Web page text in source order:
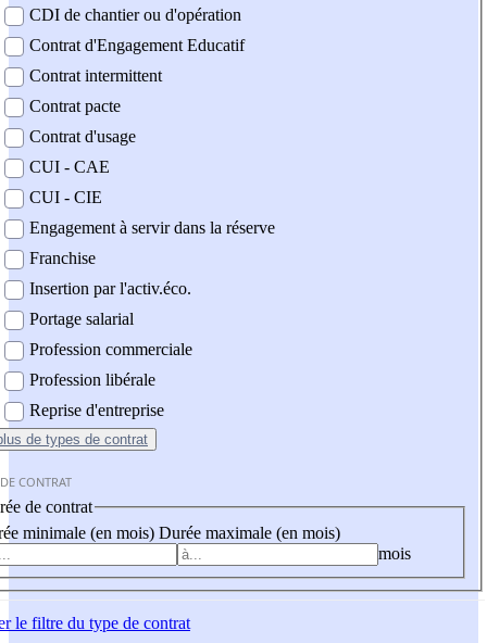
CDI de chantier ou d'opération
Contrat d'Engagement Educatif
Contrat intermittent
Contrat pacte
Contrat d'usage
CUI - CAE
CUI - CIE
Engagement à servir dans la réserve
Franchise
Insertion par l'activ.éco.
Portage salarial
Profession commerciale
Profession libérale
Reprise d'entreprise
de types de contrat
CONTRAT
de contrat
minimale (en mois) Durée maximale (en mois)
mois
le filtre du type de contrat